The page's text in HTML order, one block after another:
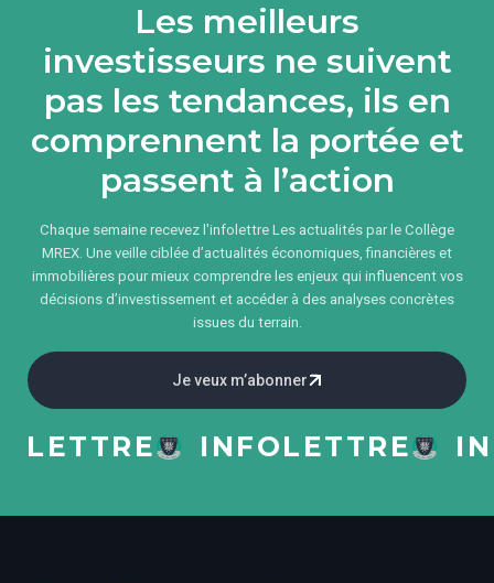
Les meilleurs
investisseurs ne suivent
pas les tendances, ils en
comprennent la portée et
passent à l’action
Chaque semaine recevez l'infolettre Les actualités par le Collège
MREX. Une veille ciblée d’actualités économiques, financières et
immobilières pour mieux comprendre les enjeux qui influencent vos
décisions d’investissement et accéder à des analyses concrètes
issues du terrain.
Je veux m’abonner
INFOLETTRE